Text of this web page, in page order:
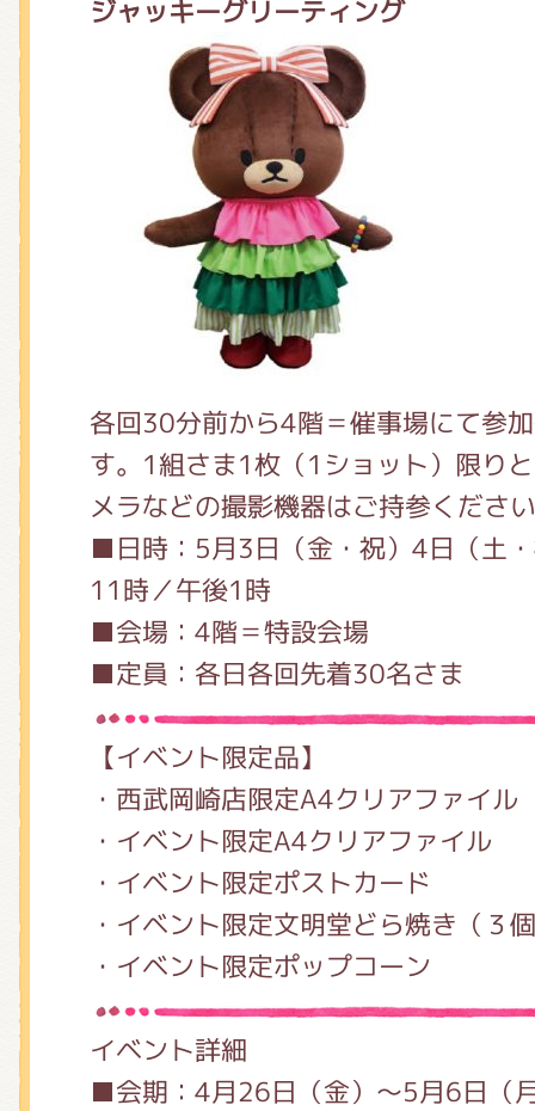
ジャッキーグリーティング
各回30分前から4階＝催事場にて参
す。1組さま1枚（1ショット）限り
メラなどの撮影機器はご持参くださ
■日時：5月3日（金・祝）4日（土
11時／午後1時
■会場：4階＝特設会場
■定員：各日各回先着30名さま
【イベント限定品】
・西武岡崎店限定A4クリアファ
・イベント限定A4クリアファイ
・イベント限定ポストカード
・イベント限定文明堂どら焼き（３
・イベント限定ポップコーン
イベント詳細
■会期：4月26日（金）～5月6日（